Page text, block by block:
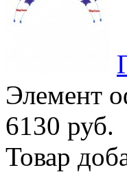
Элемент
6130 руб.
Товар